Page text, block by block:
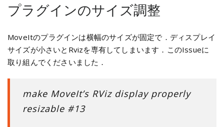
プラグインのサイズ調整
MoveItのプラグインは横幅のサイズが固定で．ディスプレイ
サイズが小さいとRvizを専有してしまいます．このIssueに
取り組んでくださいました．
make MoveIt’s RViz display properly
resizable #13